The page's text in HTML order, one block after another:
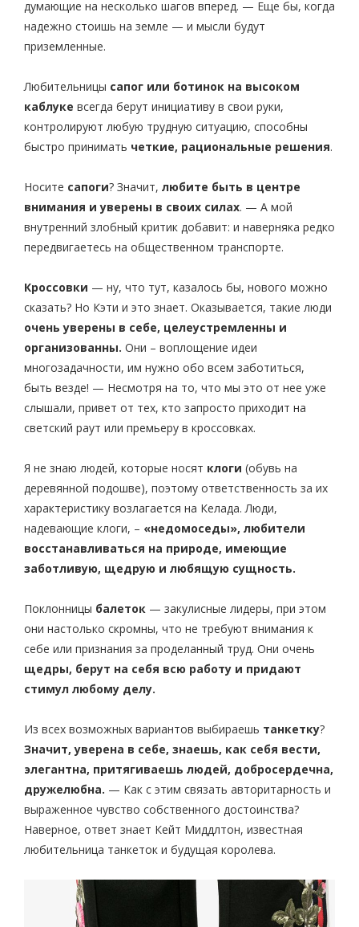
думающие на несколько шагов вперед. — Еще бы, когда
надежно стоишь на земле — и мысли будут
приземленные.
Любительницы сапог или ботинок на высоком
каблуке всегда берут инициативу в свои руки,
контролируют любую трудную ситуацию, способны
быстро принимать четкие, рациональные решения.
Носите сапоги? Значит, любите быть в центре
внимания и уверены в своих силах. — А мой
внутренний злобный критик добавит: и наверняка редко
передвигаетесь на общественном транспорте.
Кроссовки — ну, что тут, казалось бы, нового можно
сказать? Но Кэти и это знает. Оказывается, такие люди
очень уверены в себе, целеустремленны и
организованны. Они – воплощение идеи
многозадачности, им нужно обо всем заботиться,
быть везде! — Несмотря на то, что мы это от нее уже
слышали, привет от тех, кто запросто приходит на
светский раут или премьеру в кроссовках.
Я не знаю людей, которые носят клоги (обувь на
деревянной подошве), поэтому ответственность за их
характеристику возлагается на Келада. Люди,
надевающие клоги, – «недомоседы», любители
восстанавливаться на природе, имеющие
заботливую, щедрую и любящую сущность.
Поклонницы балеток — закулисные лидеры, при этом
они настолько скромны, что не требуют внимания к
себе или признания за проделанный труд. Они очень
щедры, берут на себя всю работу и придают
стимул любому делу.
Из всех возможных вариантов выбираешь танкетку?
Значит, уверена в себе, знаешь, как себя вести,
элегантна, притягиваешь людей, добросердечна,
дружелюбна. — Как с этим связать авторитарность и
выраженное чувство собственного достоинства?
Наверное, ответ знает Кейт Миддлтон, известная
любительница танкеток и будущая королева.